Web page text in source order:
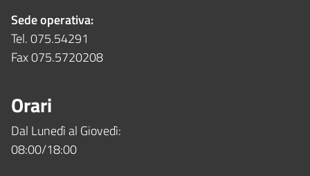
Sede operativa:
Tel. 075.54291
Fax 075.5720208
Orari
Dal Lunedì al Giovedì:
08:00/18:00